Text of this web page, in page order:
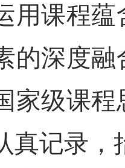
用课程
的深度
家级课
真记录，